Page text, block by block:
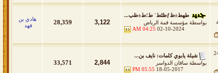
طھط±ظƒظٹط¨ ط؛ط±ظپ...
بواسطة مؤسسة قمة الرياض
02-10-2024
04:25 AM
3,122
28,359
هادي بن
فهد
247
شيلة يابوي كلمات: نايف بن...
بواسطة ساقان الدواسر
18-05-2017
05:55 PM
2,844
33,571